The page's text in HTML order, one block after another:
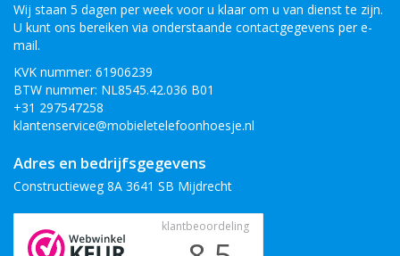
Wij staan 5 dagen per week voor u klaar om u van dienst te zijn.
U kunt ons bereiken via onderstaande contactgegevens per e-
mail.
KVK nummer: 61906239
BTW nummer: NL8545.42.036 B01
+31 297547258
klantenservice@mobieletelefoonhoesje.nl
Adres en bedrijfsgegevens
Constructieweg 8A 3641 SB Mijdrecht